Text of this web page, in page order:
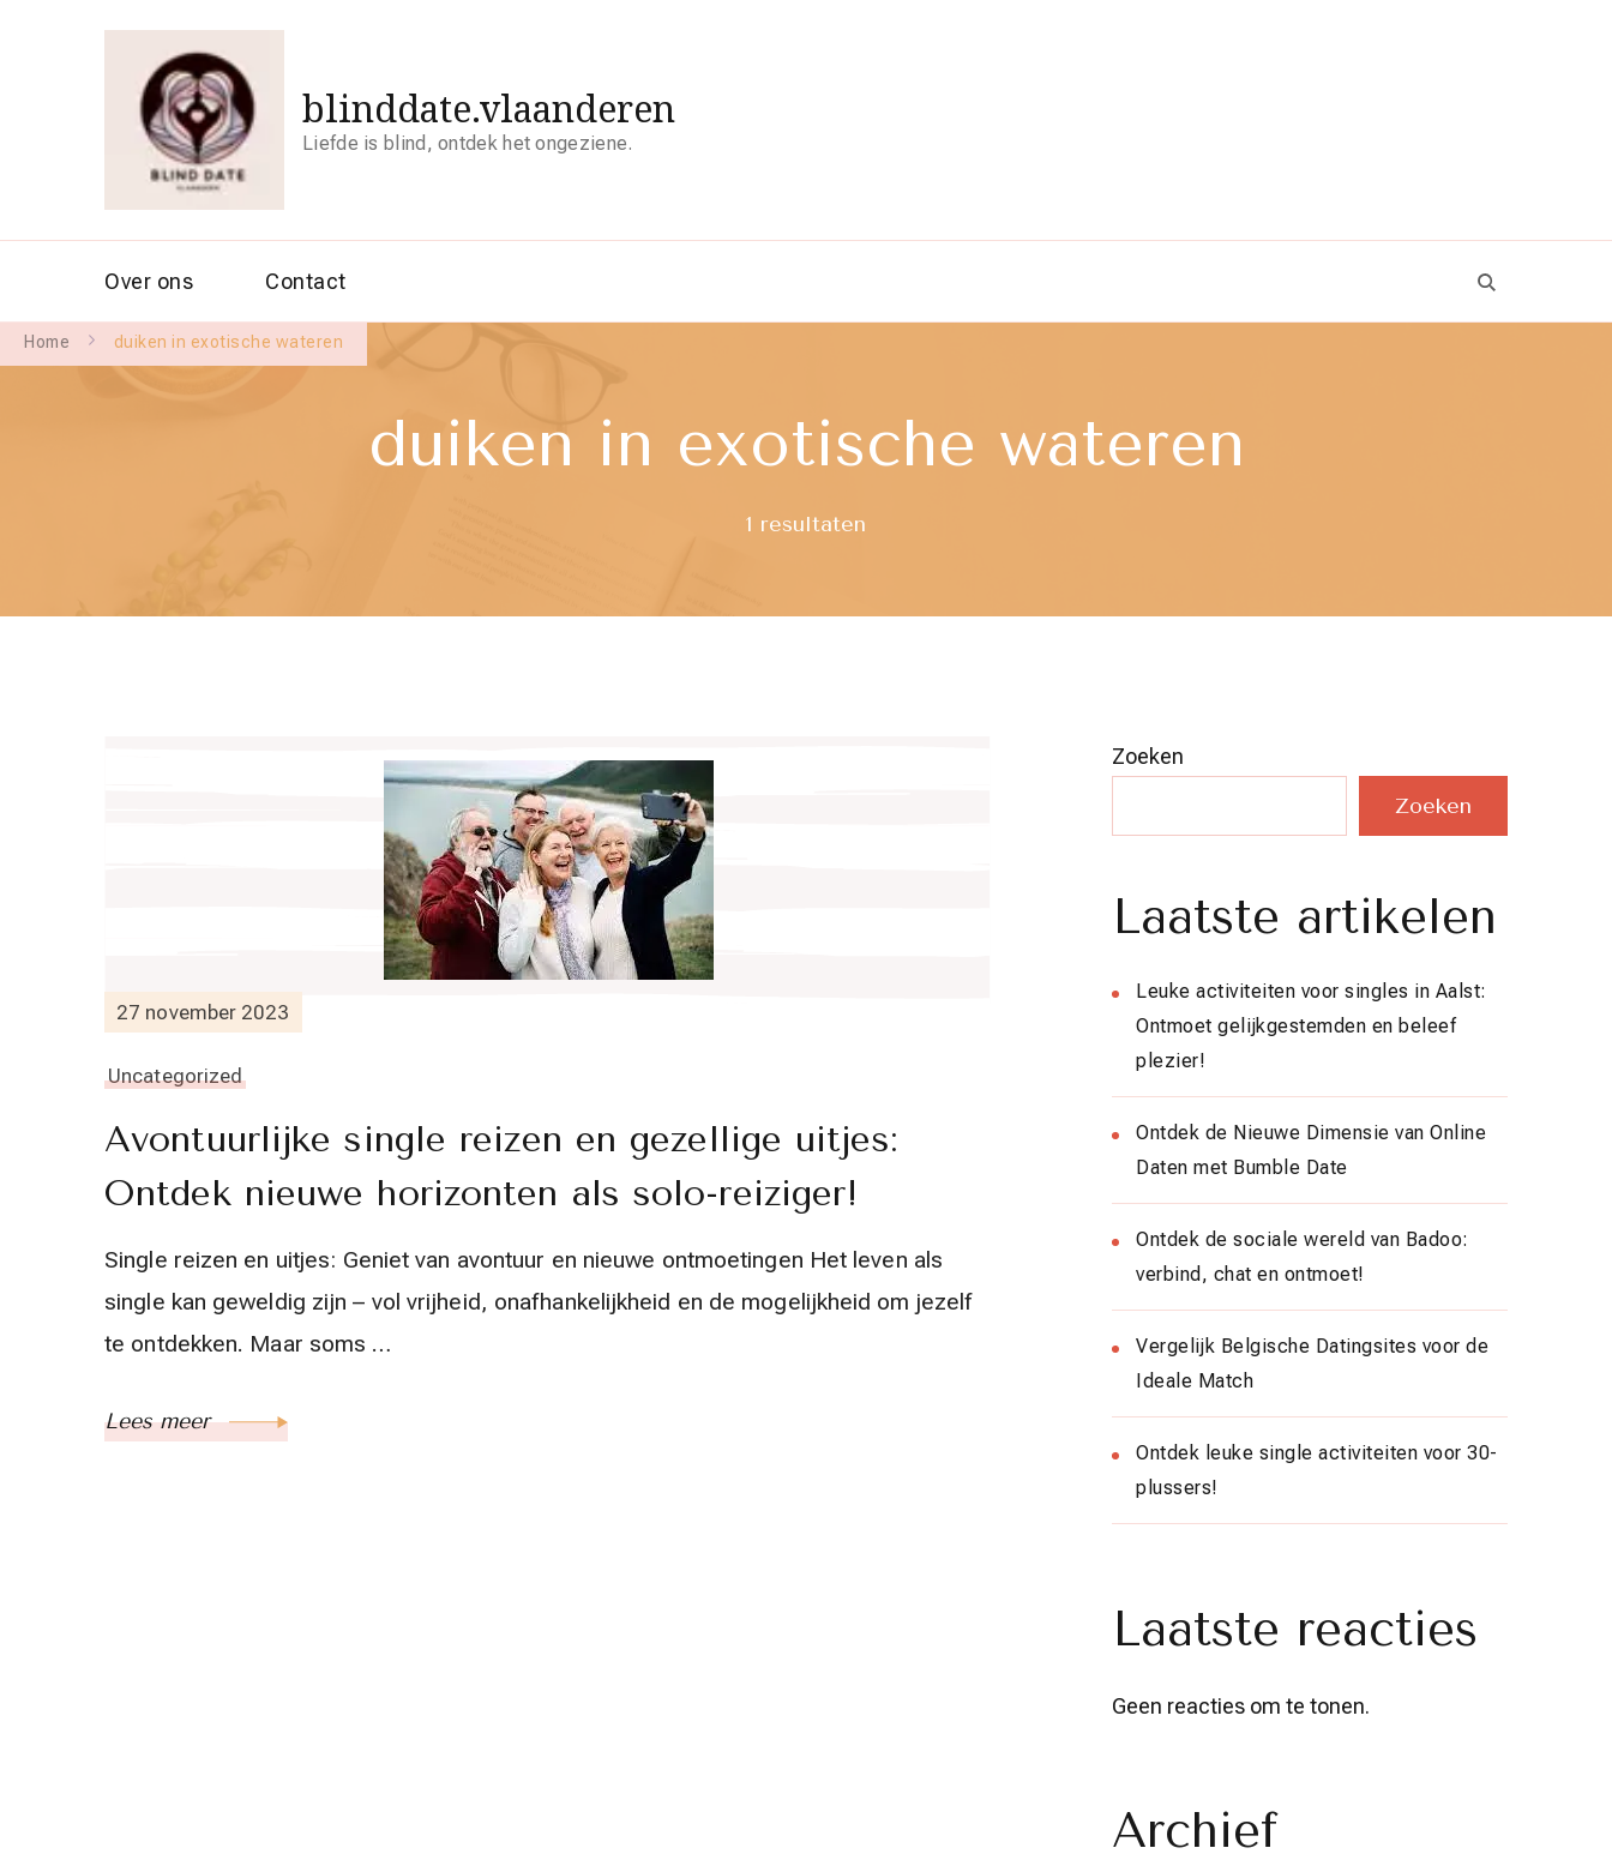
blinddate.vlaanderen
Liefde is blind, ontdek het ongeziene.
Over ons Contact
Home duiken in exotische wateren
duiken in exotische wateren
1 resultaten
27 november 2023
Uncategorized
Avontuurlijke single reizen en gezellige uitjes:
Ontdek nieuwe horizonten als solo-reiziger!
Single reizen en uitjes: Geniet van avontuur en nieuwe ontmoetingen Het leven als
single kan geweldig zijn – vol vrijheid, onafhankelijkheid en de mogelijkheid om jezelf
te ontdekken. Maar soms …
Lees meer
Zoeken
Zoeken
Laatste artikelen
Leuke activiteiten voor singles in Aalst:
Ontmoet gelijkgestemden en beleef
plezier!
Ontdek de Nieuwe Dimensie van Online
Daten met Bumble Date
Ontdek de sociale wereld van Badoo:
verbind, chat en ontmoet!
Vergelijk Belgische Datingsites voor de
Ideale Match
Ontdek leuke single activiteiten voor 30-
plussers!
Laatste reacties
Geen reacties om te tonen.
Archief